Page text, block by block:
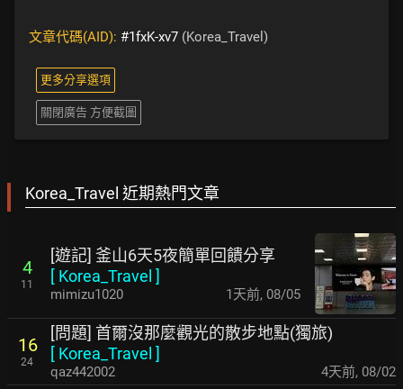
文章代碼(AID): #1fxK-xv7 (Korea_Travel)
更多分享選項
關閉廣告 方便截圖
Korea_Travel 近期熱門文章
4
11
[遊記] 釜山6天5夜簡單回饋分享
[ Korea_Travel ]
mimizu1020 1天前, 08/05
16
24
[問題] 首爾沒那麼觀光的散步地點(獨旅)
[ Korea_Travel ]
qaz442002 4天前, 08/02